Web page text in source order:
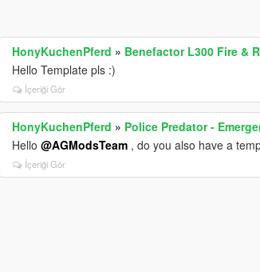
HonyKuchenPferd » Benefactor L300 Fire &
Hello Template pls :)
İçeriği Gör
HonyKuchenPferd » Police Predator -
Hello@AGModsTeam , do you also have a
İçeriği Gör